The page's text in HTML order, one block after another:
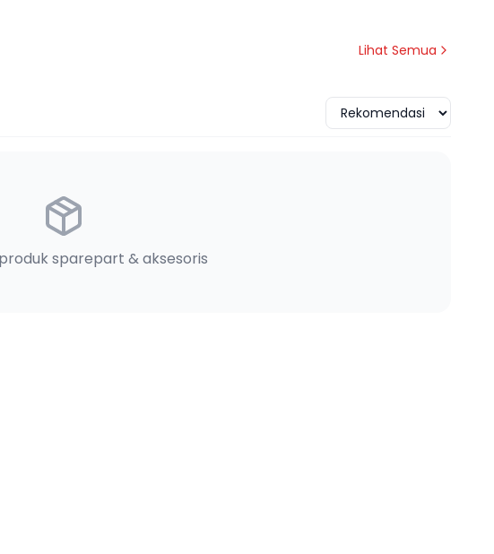
Lihat Semua
sparepart & aksesoris